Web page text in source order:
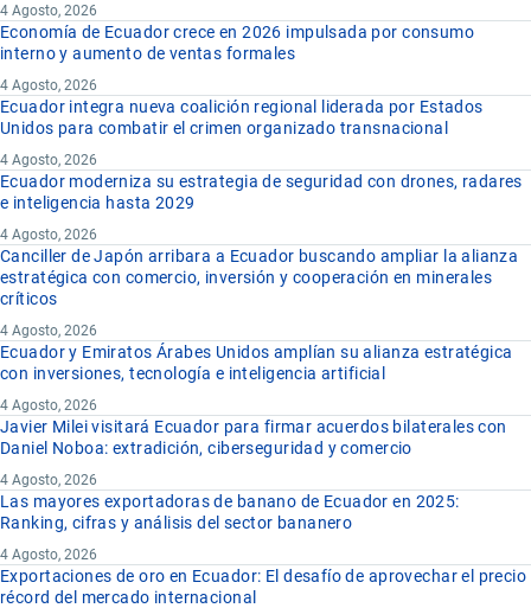
4 Agosto, 2026
Economía de Ecuador crece en 2026 impulsada por consumo
interno y aumento de ventas formales
4 Agosto, 2026
Ecuador integra nueva coalición regional liderada por Estados
Unidos para combatir el crimen organizado transnacional
4 Agosto, 2026
Ecuador moderniza su estrategia de seguridad con drones, radares
e inteligencia hasta 2029
4 Agosto, 2026
Canciller de Japón arribara a Ecuador buscando ampliar la alianza
estratégica con comercio, inversión y cooperación en minerales
críticos
4 Agosto, 2026
Ecuador y Emiratos Árabes Unidos amplían su alianza estratégica
con inversiones, tecnología e inteligencia artificial
4 Agosto, 2026
Javier Milei visitará Ecuador para firmar acuerdos bilaterales con
Daniel Noboa: extradición, ciberseguridad y comercio
4 Agosto, 2026
Las mayores exportadoras de banano de Ecuador en 2025:
Ranking, cifras y análisis del sector bananero
4 Agosto, 2026
Exportaciones de oro en Ecuador: El desafío de aprovechar el precio
récord del mercado internacional